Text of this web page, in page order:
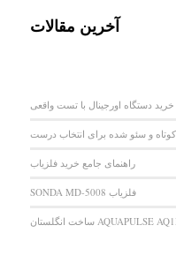
آخرین مقالات
دستگاه اورجینال با تست واقعی
کوتاه و سئو شده برای انتخاب درست
راهنمای جامع خرید فلزیاب
فلزیاب SONDA MD-5008